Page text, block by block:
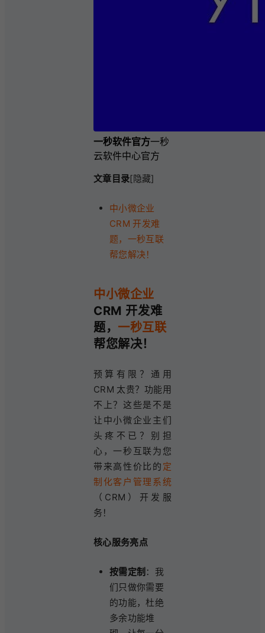
一秒软件官方一秒
云软件中心官方
文章目录[隐藏]
中小微企业
CRM 开发难
题，一秒互联
帮您解决！
中小微企业
CRM 开发难
题， 一秒互联
帮您解决！
预算有限？通用
CRM 太贵？功能用
不上？这些是不是
让中小微企业主们
头疼不已？别担
心，一秒互联为您
带来高性价比的 定
制化客户管理系统
（CRM）开发服
务！
核心服务亮点
按需定制 ：我
们只做你需要
的功能，杜绝
多余功能堆